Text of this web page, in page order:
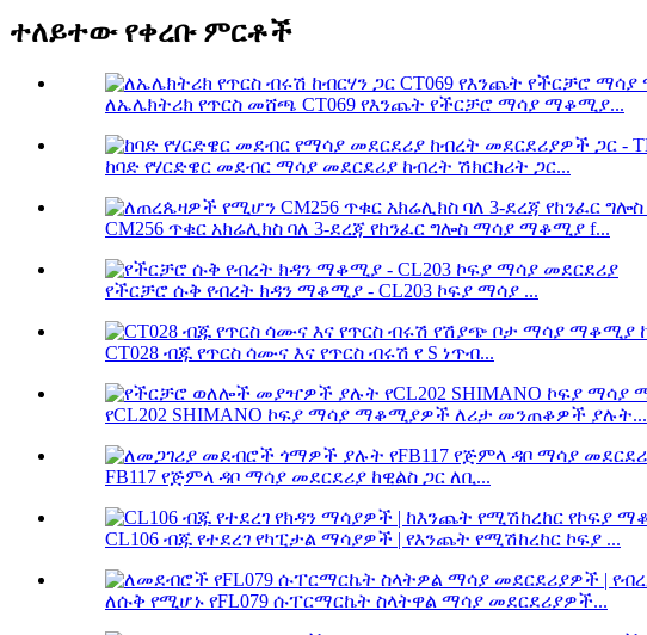
ተለይተው የቀረቡ ምርቶች
ለኤሌክትሪክ የጥርስ መሸጫ CT069 የእንጨት የችርቻሮ ማሳያ ማቆሚያ...
ከባድ የሃርድዌር መደብር ማሳያ መደርደሪያ ከብረት ሽክርክሪት ጋር...
CM256 ጥቁር አክሬሊክስ ባለ 3-ደረጃ የከንፈር ግሎስ ማሳያ ማቆሚያ f...
የችርቻሮ ሱቅ የብረት ክዳን ማቆሚያ - CL203 ኮፍያ ማሳያ ...
CT028 ብጁ የጥርስ ሳሙና እና የጥርስ ብሩሽ የ S ነጥብ...
የCL202 SHIMANO ኮፍያ ማሳያ ማቆሚያዎች ለሪታ መንጠቆዎች ያሉት...
FB117 የጅምላ ዳቦ ማሳያ መደርደሪያ ከዊልስ ጋር ለቢ...
CL106 ብጁ የተደረገ የካፒታል ማሳያዎች | የእንጨት የሚሽከረከር ኮፍያ ...
ለሱቅ የሚሆኑ የFL079 ሱፐርማርኬት ስላትዋል ማሳያ መደርደሪያዎች...